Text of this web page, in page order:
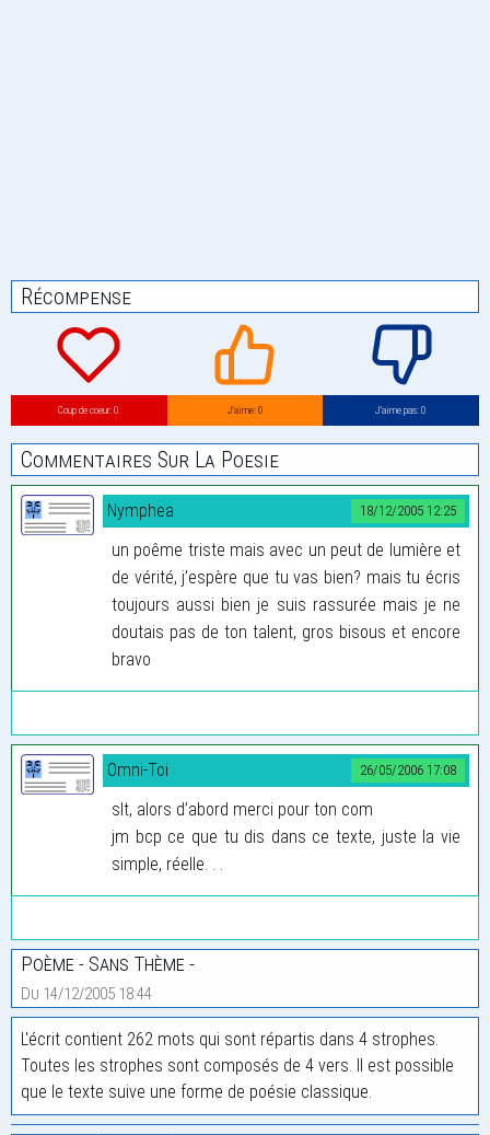
Récompense
Coup de coeur: 0 J’aime: 0 J’aime pas: 0
Commentaires Sur La Poesie
18/12/2005 12:25
Nymphea
un poême triste mais avec un peut de lumière et
de vérité, j’espère que tu vas bien? mais tu écris
toujours aussi bien je suis rassurée mais je ne
doutais pas de ton talent, gros bisous et encore
bravo
26/05/2006 17:08
Omni-Toi
slt, alors d’abord merci pour ton com
jm bcp ce que tu dis dans ce texte, juste la vie
simple, réelle. . .
Poème - Sans Thème -
Du 14/12/2005 18:44
L'écrit contient 262 mots qui sont répartis dans 4 strophes.
Toutes les strophes sont composés de 4 vers. Il est possible
que le texte suive une forme de poésie classique.